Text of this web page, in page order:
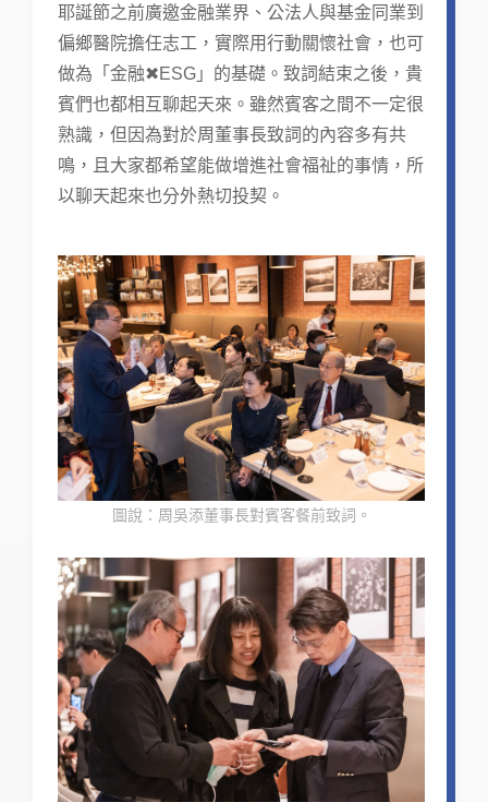
耶誕節之前廣邀金融業界、公法人與基金同業到
偏鄉醫院擔任志工，實際用行動關懷社會，也可
做為「金融✖ESG」的基礎。致詞結束之後，貴
賓們也都相互聊起天來。雖然賓客之間不一定很
熟識，但因為對於周董事長致詞的內容多有共
鳴，且大家都希望能做增進社會福祉的事情，所
以聊天起來也分外熱切投契。
圖說：周吳添董事長對賓客餐前致詞。